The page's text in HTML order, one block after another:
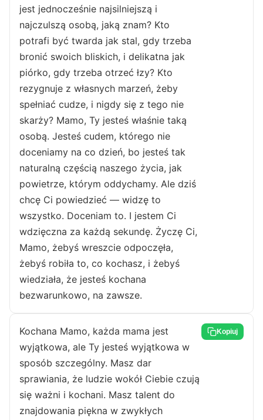
jest jednocześnie najsilniejszą i
najczulszą osobą, jaką znam? Kto
potrafi być twarda jak stal, gdy trzeba
bronić swoich bliskich, i delikatna jak
piórko, gdy trzeba otrzeć łzy? Kto
rezygnuje z własnych marzeń, żeby
spełniać cudze, i nigdy się z tego nie
skarży? Mamo, Ty jesteś właśnie taką
osobą. Jesteś cudem, którego nie
doceniamy na co dzień, bo jesteś tak
naturalną częścią naszego życia, jak
powietrze, którym oddychamy. Ale dziś
chcę Ci powiedzieć — widzę to
wszystko. Doceniam to. I jestem Ci
wdzięczna za każdą sekundę. Życzę Ci,
Mamo, żebyś wreszcie odpoczęła,
żebyś robiła to, co kochasz, i żebyś
wiedziała, że jesteś kochana
bezwarunkowo, na zawsze.
Kochana Mamo, każda mama jest
wyjątkowa, ale Ty jesteś wyjątkowa w
sposób szczególny. Masz dar
sprawiania, że ludzie wokół Ciebie czują
się ważni i kochani. Masz talent do
znajdowania piękna w zwykłych
Kopiuj